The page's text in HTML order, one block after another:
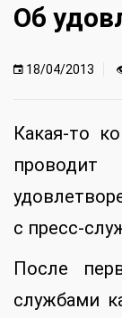
Об
18/04/2013
Какая-то
с пресс-
После
службами